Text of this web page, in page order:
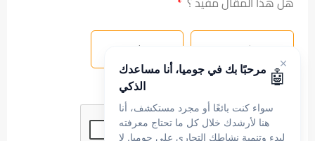
نعم لا
🤖 مرحبًا بك في جوميا، أنا مساعدك
الذكي
سواء كنت بائعًا أو مجرد مستكشف، أنا
هنا لأرشدك خلال كل ما تحتاج معرفته
لبدء وتنمية نشاطك التجاري على جوميا. لا